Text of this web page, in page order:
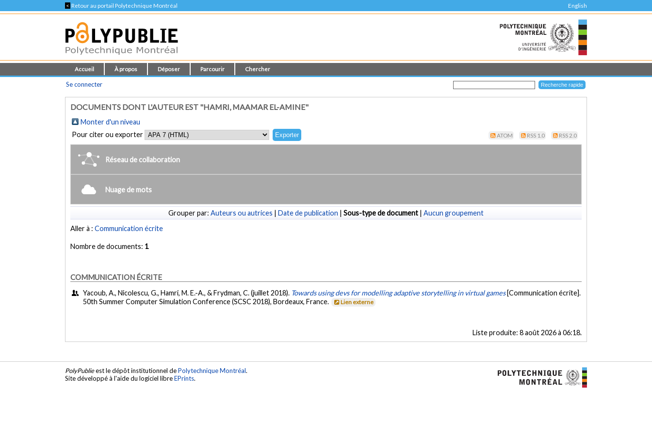
< Retour au portail Polytechnique Montréal English
Accueil À propos Déposer Parcourir Chercher
Se connecter
DOCUMENTS DONT L'AUTEUR EST "HAMRI, MAAMAR EL-AMINE"
Monter d'un niveau
Pour citer ou exporter
ATOM RSS 1.0 RSS 2.0
Réseau de collaboration
Nuage de mots
Grouper par: Auteurs ou autrices | Date de publication | Sous-type de document | Aucun groupement
Aller à :Communication écrite
Nombre de documents: 1
COMMUNICATION ÉCRITE
Yacoub, A., Nicolescu, G., Hamri, M. E.-A., & Frydman, C. (juillet 2018). Towards using devs for modelling adaptive storytelling in virtual games [Communication écrite].
50th Summer Computer Simulation Conference (SCSC 2018), Bordeaux, France.
Lien externe
Liste produite: 8 août 2026 à 06:18.
PolyPublieest le dépôt institutionnel dePolytechnique Montréal.
Site développé à l'aide du logiciel libreEPrints.